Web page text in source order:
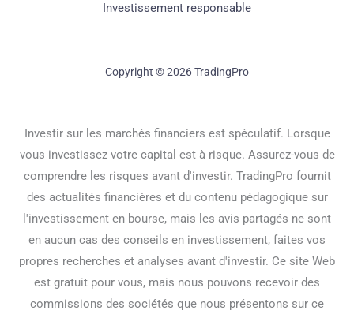
Investissement responsable
Copyright © 2026 TradingPro
Investir sur les marchés financiers est spéculatif. Lorsque
vous investissez votre capital est à risque. Assurez-vous de
comprendre les risques avant d'investir. TradingPro fournit
des actualités financières et du contenu pédagogique sur
l'investissement en bourse, mais les avis partagés ne sont
en aucun cas des conseils en investissement, faites vos
propres recherches et analyses avant d'investir. Ce site Web
est gratuit pour vous, mais nous pouvons recevoir des
commissions des sociétés que nous présentons sur ce